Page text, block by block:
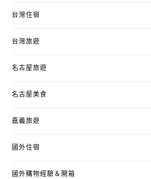
台灣住宿
台灣旅遊
名古屋旅遊
名古屋美食
嘉義旅遊
國外住宿
國外購物經驗＆開箱